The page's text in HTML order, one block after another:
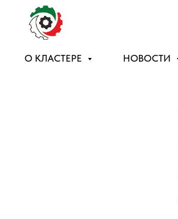
О КЛАСТЕРЕ НОВОСТИ